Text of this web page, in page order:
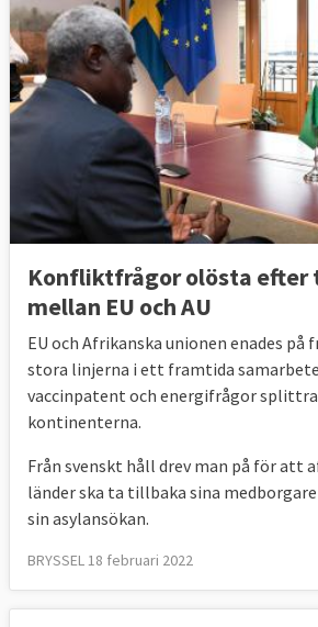
Konfliktfrågor olösta efter
mellan EU och AU
EU och Afrikanska unionen enades på
stora linjerna i ett framtida samarbete
vaccinpatent och energifrågor
kontinenterna.
Från svenskt håll drev man på för att
länder ska ta tillbaka sina
sin asylansökan.
BRYSSEL 18 februari 2022